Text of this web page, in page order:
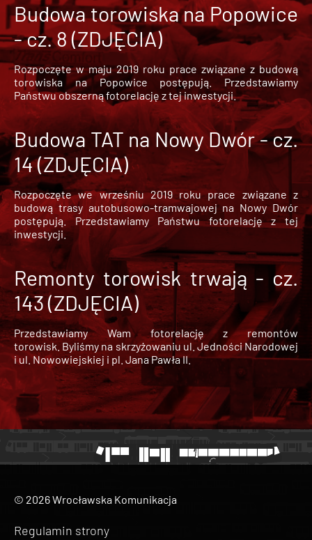
Budowa torowiska na Popowice
- cz. 8 (ZDJĘCIA)
Rozpoczęte w maju 2019 roku prace związane z budową
torowiska na Popowice
postępują. Przedstawiamy
Państwu obszerną fotorelację z tej inwestycji.
Budowa TAT na Nowy Dwór - cz.
14 (ZDJĘCIA)
Rozpoczęte we wrześniu 2019 roku prace związane z
budową trasy autobusowo-tramwajowej na Nowy Dwór
postępują. Przedstawiamy Państwu fotorelację z tej
inwestycji.
Remonty torowisk trwają - cz.
143 (ZDJĘCIA)
Przedstawiamy Wam fotorelację z remontów
torowisk. Byliśmy na skrzyżowaniu ul. Jedności Narodowej
i ul. Nowowiejskiej i pl. Jana Pawła II.
© 2026 Wrocławska Komunikacja
Regulamin strony